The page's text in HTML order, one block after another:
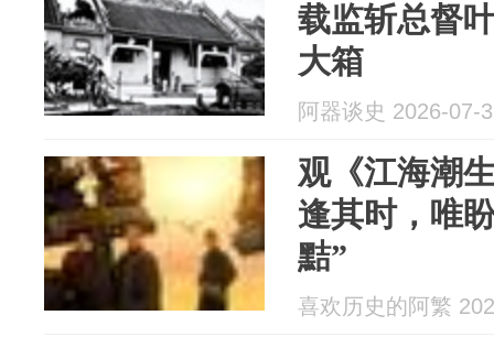
载监斩总督
大箱
阿器谈史 2026-07-
观《江海潮
逢其时，唯
黠”
喜欢历史的阿繁